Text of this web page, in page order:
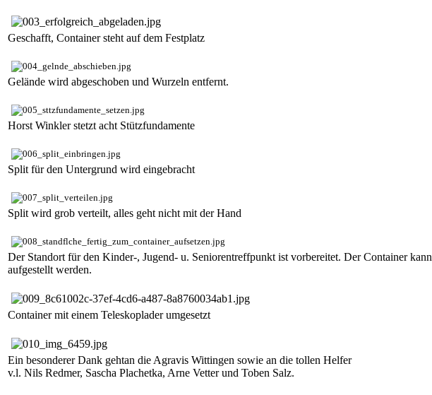
Geschafft, Container steht auf dem Festplatz
Gelände wird abgeschoben und Wurzeln entfernt.
Horst Winkler stetzt acht Stützfundamente
Split für den Untergrund wird eingebracht
Split wird grob verteilt, alles geht nicht mit der Hand
Der Standort für den Kinder-, Jugend- u. Seniorentreffpunkt ist vorbereitet. Der Container kann
aufgestellt werden.
Container mit einem Teleskoplader umgesetzt
Ein besonderer Dank gehtan die Agravis Wittingen sowie an die tollen Helfer
v.l. Nils Redmer, Sascha Plachetka, Arne Vetter und Toben Salz.